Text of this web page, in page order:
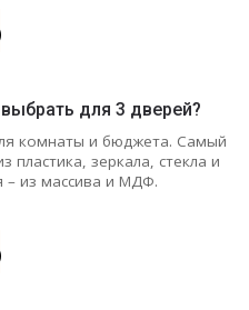
для 3 дверей?
комнаты и бюджета. Самый
пластика, зеркала, стекла и
из массива и МДФ.